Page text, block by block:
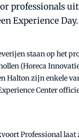
professionals
Experience Day.
staan op het
(Horeca
Halton zijn enkele
Center
Professional laat